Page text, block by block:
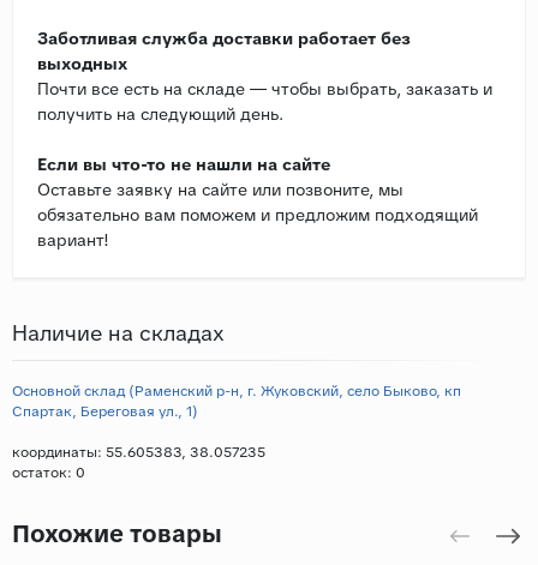
Заботливая служба доставки работает без
выходных
Почти все есть на складе — чтобы выбрать, заказать и
получить на следующий день.
Если вы что-то не нашли на сайте
Оставьте заявку на сайте или позвоните, мы
обязательно вам поможем и предложим подходящий
вариант!
Наличие на складах
Основной склад (Раменский р-н, г. Жуковский, село Быково, кп
Спартак, Береговая ул., 1)
координаты: 55.605383, 38.057235
остаток: 0
Похожие товары